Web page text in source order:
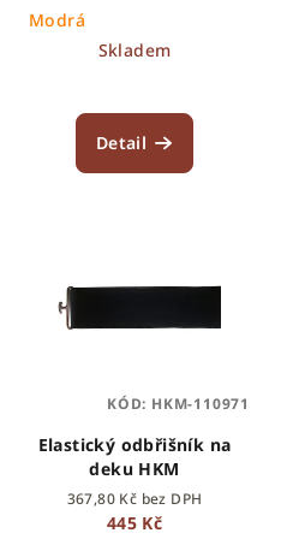
Modrá
Skladem
Detail
Elastický odbřišník na
deku HKM
367,80 Kč bez DPH
445 Kč
KÓD: HKM-110971